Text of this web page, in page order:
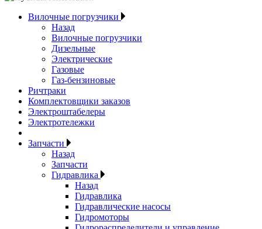
Вилочные погрузчики
Назад
Вилочные погрузчики
Дизельные
Электрические
Газовые
Газ-бензиновые
Ричтраки
Комплектовщики заказов
Электроштабелеры
Электротележки
Запчасти
Назад
Запчасти
Гидравлика
Назад
Гидравлика
Гидравлические насосы
Гидромоторы